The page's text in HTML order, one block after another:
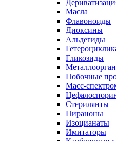
Масла
Флавоноиды
Диоксины
Альдегиды
Гликозиды
Побочные
Масс-
Стерилянты
Пираноны
Изоцианаты
Имитаторы